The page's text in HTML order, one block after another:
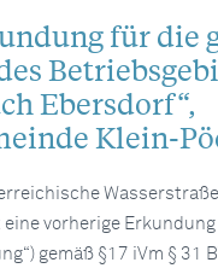
für die
Ebersdorf“,
Klein-
vorherige
gemäß §17 iVm § 31